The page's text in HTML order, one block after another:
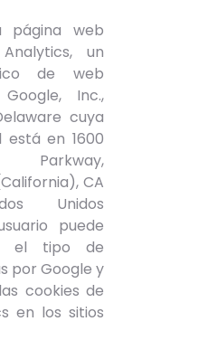
página web
un
de web
Inc.,
cuya
está en 1600
Parkway,
CA
Unidos
puede
el tipo de
por Google y
cookies de
en los sitios